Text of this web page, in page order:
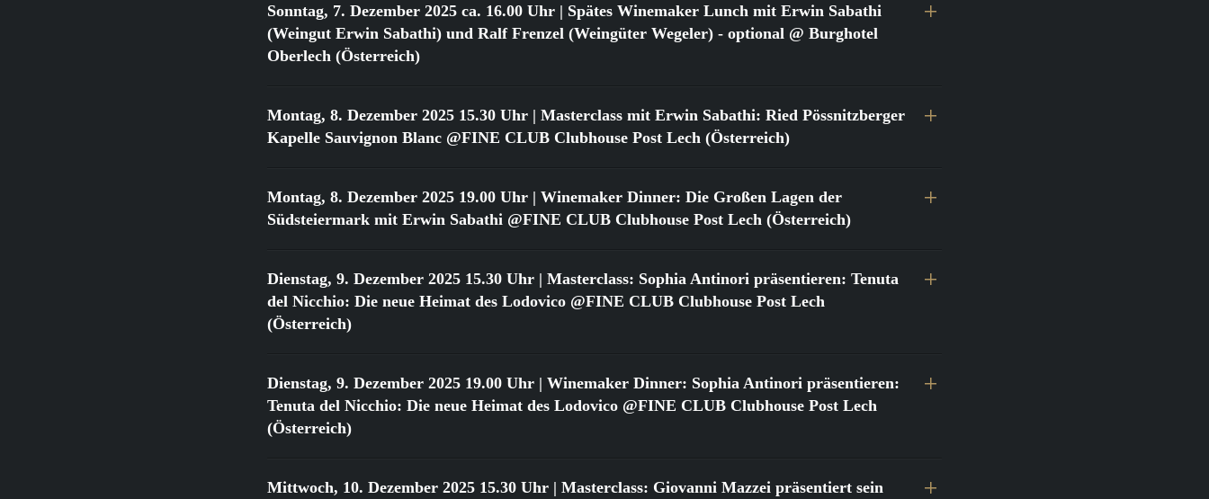
Sonntag, 7. Dezember 2025 ca. 16.00 Uhr | Spätes Winemaker Lunch mit Erwin Sabathi
(Weingut Erwin Sabathi) und Ralf Frenzel (Weingüter Wegeler) - optional @ Burghotel
Oberlech (Österreich)
Montag, 8. Dezember 2025 15.30 Uhr | Masterclass mit Erwin Sabathi: Ried Pössnitzberger
Kapelle Sauvignon Blanc @FINE CLUB Clubhouse Post Lech (Österreich)
Montag, 8. Dezember 2025 19.00 Uhr | Winemaker Dinner: Die Großen Lagen der
Südsteiermark mit Erwin Sabathi @FINE CLUB Clubhouse Post Lech (Österreich)
Dienstag, 9. Dezember 2025 15.30 Uhr | Masterclass: Sophia Antinori präsentieren: Tenuta
del Nicchio: Die neue Heimat des Lodovico @FINE CLUB Clubhouse Post Lech
(Österreich)
Dienstag, 9. Dezember 2025 19.00 Uhr | Winemaker Dinner: Sophia Antinori präsentieren:
Tenuta del Nicchio: Die neue Heimat des Lodovico @FINE CLUB Clubhouse Post Lech
(Österreich)
Mittwoch, 10. Dezember 2025 15.30 Uhr | Masterclass: Giovanni Mazzei präsentiert sein